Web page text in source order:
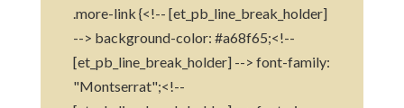
.more-link {<!-- [et_pb_line_break_holder]
--> background-color: #a68f65;<!--
[et_pb_line_break_holder] --> font-family:
"Montserrat";<!--